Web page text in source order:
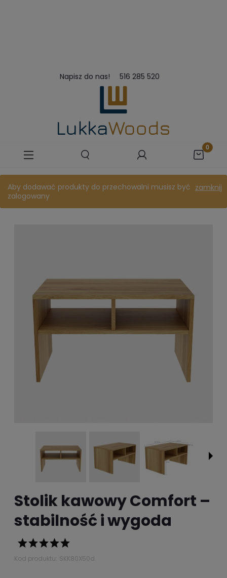
Napisz do nas! 516 285 520
zamknij
Aby dodawać produkty do przechowalni musisz być
zalogowany
Stolik kawowy Comfort –
stabilność i wygoda
Kod produktu: SKK80X50d